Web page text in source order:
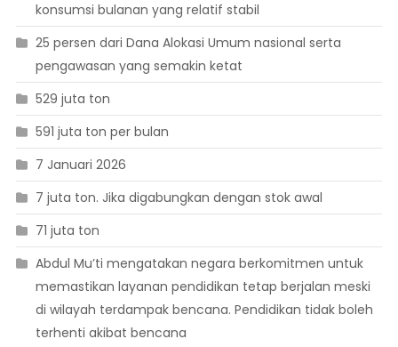
konsumsi bulanan yang relatif stabil
25 persen dari Dana Alokasi Umum nasional serta
pengawasan yang semakin ketat
529 juta ton
591 juta ton per bulan
7 Januari 2026
7 juta ton. Jika digabungkan dengan stok awal
71 juta ton
Abdul Mu’ti mengatakan negara berkomitmen untuk
memastikan layanan pendidikan tetap berjalan meski
di wilayah terdampak bencana. Pendidikan tidak boleh
terhenti akibat bencana